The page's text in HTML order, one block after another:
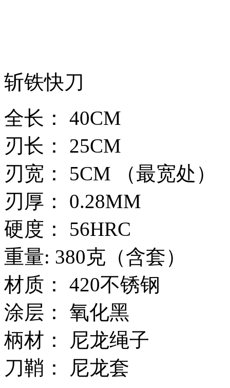
斩铁快刀
全长： 40CM
刃长： 25CM
刃宽： 5CM （最宽处）
刃厚： 0.28MM
硬度： 56HRC
重量: 380克（含套）
材质： 420不锈钢
涂层： 氧化黑
柄材： 尼龙绳子
刀鞘： 尼龙套